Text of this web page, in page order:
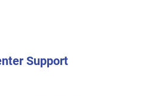
Support